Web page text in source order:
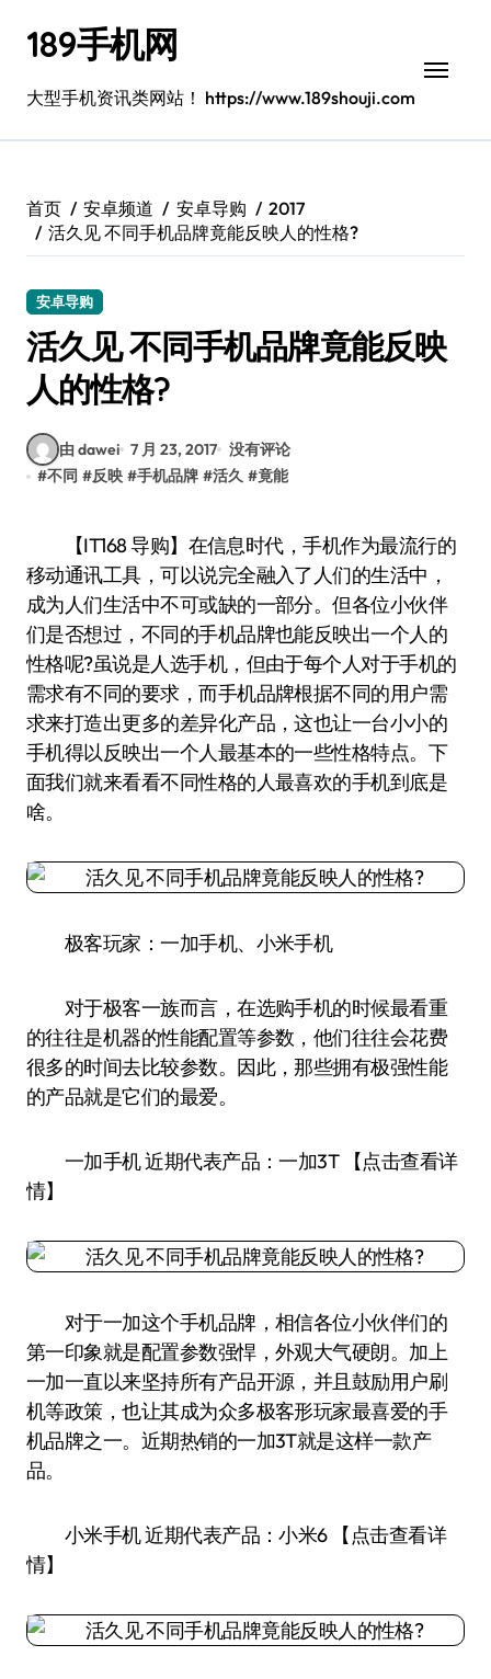
189手机网
大型手机资讯类网站！ https://www.189shouji.com
首页 安卓频道 安卓导购
2017
活久见 不同手机品牌竟能反映人的性格?
安卓导购
活久见 不同手机品牌竟能反映
人的性格?
由 dawei 7 月 23, 2017 没有评论
#不同 #反映 #手机品牌 #活久 #竟能
【IT168 导购】在信息时代，手机作为最流行的
移动通讯工具，可以说完全融入了人们的生活中，
成为人们生活中不可或缺的一部分。但各位小伙伴
们是否想过，不同的手机品牌也能反映出一个人的
性格呢?虽说是人选手机，但由于每个人对于手机的
需求有不同的要求，而手机品牌根据不同的用户需
求来打造出更多的差异化产品，这也让一台小小的
手机得以反映出一个人最基本的一些性格特点。下
面我们就来看看不同性格的人最喜欢的手机到底是
啥。
极客玩家：一加手机、小米手机
对于极客一族而言，在选购手机的时候最看重
的往往是机器的性能配置等参数，他们往往会花费
很多的时间去比较参数。因此，那些拥有极强性能
的产品就是它们的最爱。
一加手机 近期代表产品：一加3T 【点击查看详
情】
对于一加这个手机品牌，相信各位小伙伴们的
第一印象就是配置参数强悍，外观大气硬朗。加上
一加一直以来坚持所有产品开源，并且鼓励用户刷
机等政策，也让其成为众多极客形玩家最喜爱的手
机品牌之一。近期热销的一加3T就是这样一款产
品。
小米手机 近期代表产品：小米6 【点击查看详
情】